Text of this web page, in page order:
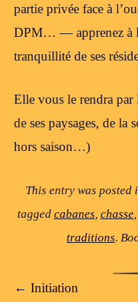
partie privée face à
DPM… — apprenez à
tranquillité de ses
Elle vous le rendra par
de ses paysages, de la
hors saison…)
This entry was posted
tagged cabanes chasse,
traditions.
Post navigation
← Initiation